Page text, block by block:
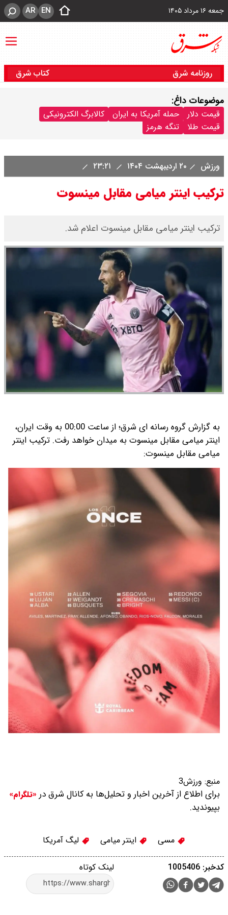
جمعه ۱۶ مرداد ۱۴۰۵ EN
AR
روزنامه شرق کتاب شرق
موضوعات داغ:
قیمت دلار حمله آمریکا به ایران
کالابرگ الکترونیکی
قیمت طلا
تنگه هرمز
ورزش ۲۰ اردیبهشت ۱۴۰۴
ترکیب اینتر میامی مقابل مینسوت
ترکیب اینتر میامی مقابل مینسوت اعلام شد.
به گزارش گروه رسانه ای شرق؛ از ساعت 00:00 به وقت ایران،
اینتر میامی مقابل مینسوت به میدان خواهد رفت. ترکیب اینتر
میامی مقابل مینسوت:
منبع: ورزش3
برای اطلاع از آخرین اخبار و تحلیل‌ها به کانال شرق در «تلگرام»
بپیوندید.
مسی اینتر میامی لیگ آمریکا
لینک کوتاه کدخبر: 1005406